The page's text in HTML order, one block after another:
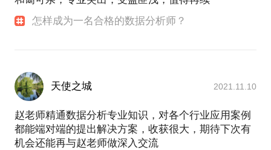
怎样成为一名合格的数据分析师？
天使之城 2021.11.10
赵老师精通数据分析专业知识，对各个行业应用案例
都能端对端的提出解决方案，收获很大，期待下次有
机会还能再与赵老师做深入交流